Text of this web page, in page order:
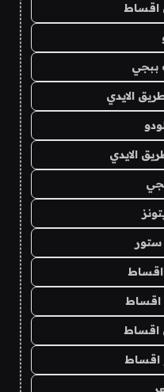
اقساط
الايدي
الايدي
ستور
اقساط
اقساط
اقساط